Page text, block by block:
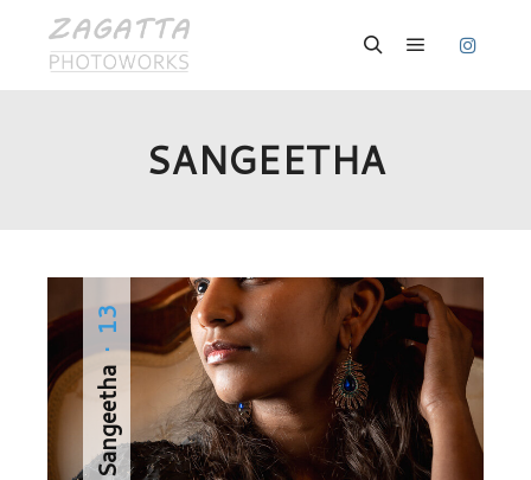
SANGEETHA
Sangeetha
· 13